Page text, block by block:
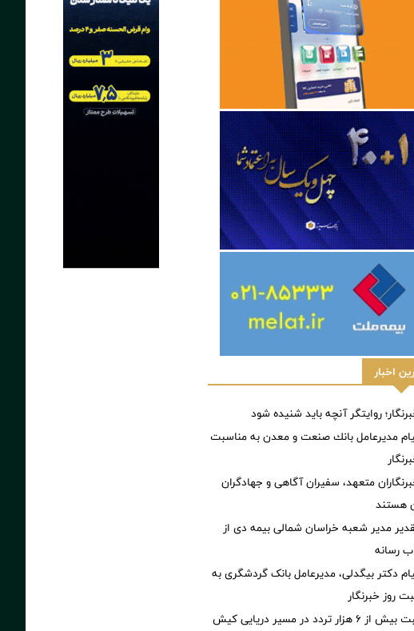
اخبار
روایتگر آنچه باید شنیده شود
مدیرعامل بانك صنعت و معدن به مناسبت
متعهد، سفیران آگاهی و جهادگران
هستند
مدیر شعبه خراسان شمالی بیمه دی از
رسانه
دکتر بیگدلی، مدیرعامل بانک گردشگری به
روز خبرنگار
ثبت بیش از ۶ هزار تردد در مسیر دریایی کیش